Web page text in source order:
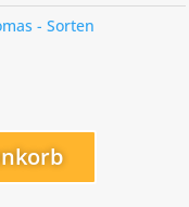
- Sorten